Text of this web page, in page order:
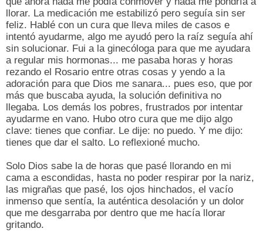
llorar. La medicación me estabilizó pero seguía sin ser
feliz. Hablé con un cura que lleva miles de casos e
intentó ayudarme, algo me ayudó pero la raíz seguía ahí
sin solucionar. Fui a la ginecóloga para que me ayudara
a regular mis hormonas... me pasaba horas y horas
rezando el Rosario entre otras cosas y yendo a la
adoración para que Dios me sanara... pues eso, que por
más que buscaba ayuda, la solución definitiva no
llegaba. Los demás los pobres, frustrados por intentar
ayudarme en vano. Hubo otro cura que me dijo algo
clave: tienes que confiar. Le dije: no puedo. Y me dijo:
tienes que dar el salto. Lo reflexioné mucho.
Solo Dios sabe la de horas que pasé llorando en mi
cama a escondidas, hasta no poder respirar por la nariz,
las migrañas que pasé, los ojos hinchados, el vacío
inmenso que sentía, la auténtica desolación y un dolor
que me desgarraba por dentro que me hacía llorar
gritando.